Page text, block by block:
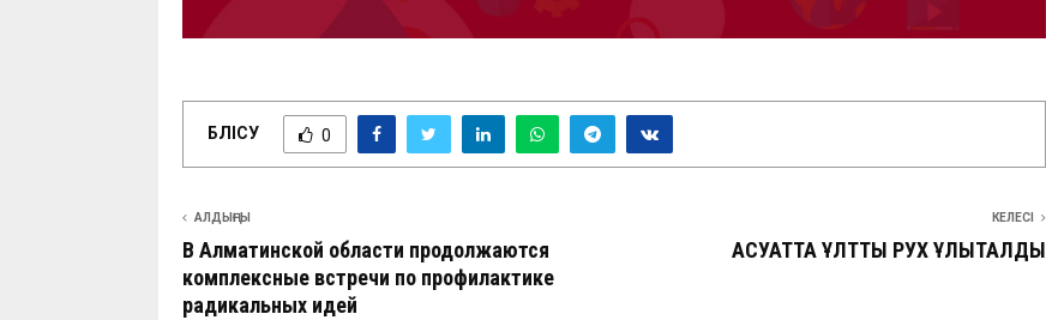
БӨЛІСУ 0
АЛДЫҢҒЫ
В Алматинской области продолжаются
комплексные встречи по профилактике
радикальных идей
КЕЛЕСІ
АҚСУАТТА ҰЛТТЫҚ РУХ ҰЛЫҚТАЛДЫ